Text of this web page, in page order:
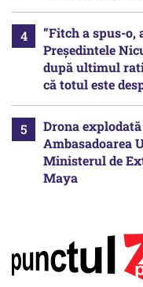
”Fitch a spus-o,
Președintele
după ultimul
că totul este
Drona
Ambasadoarea
Ministerul de
Maya